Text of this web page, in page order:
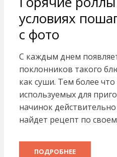
условиях
с фото
С каждым днем
поклонников такого
как суши. Тем более
используемых для
начинок
найдет рецепт по
ПОДРОБНЕЕ